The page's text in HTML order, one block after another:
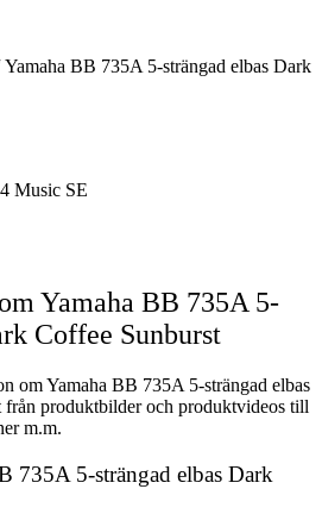
BB 735A 5-strängad elbas Dark
Music SE
Yamaha BB 735A 5-
Coffee Sunburst
om Yamaha BB 735A 5-strängad elbas
produktbilder och produktvideos till
m.m.
735A 5-strängad elbas Dark